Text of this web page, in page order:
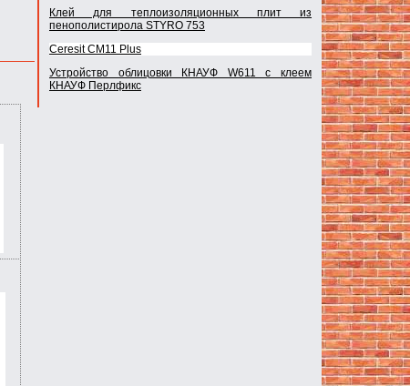
Клей для теплоизоляционных плит из
пенополистирола STYRO 753
Ceresit CM11 Plus
Устройство облицовки КНАУФ W611 с клеем
КНАУФ Перлфикс